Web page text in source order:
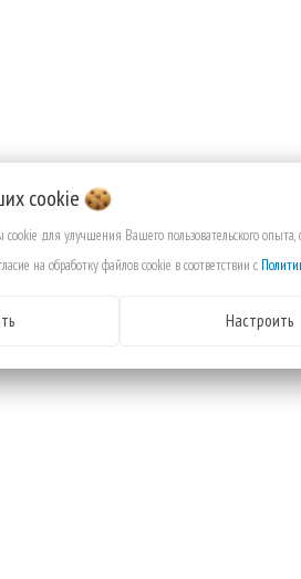
cookie
для улучшения Вашего пользовательского
на обработку файлов cookie в соответствии с
Настроить